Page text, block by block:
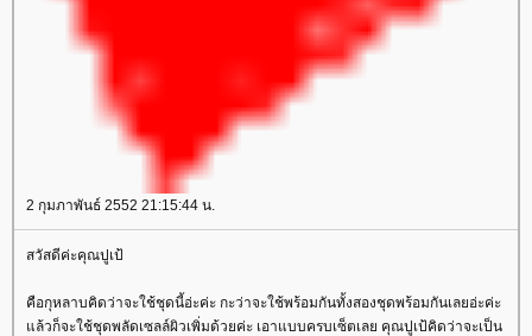
2 กุมภาพันธ์ 2552 21:15:44 น.
สวัสดีค่ะคุณปูเป้
คือกุหลาบคิดว่าจะใช้ชุดนี้อ่ะค่ะ กะว่าจะใช้พร้อมกันทั้งสองชุดพร้อมกันเลยอ่ะค่ะ
ล้วก็จะใช้ชุดพลัดเซลล์ผิวเพิ่มด้วยค่ะ เอาแบบครบเซ็ตเลย คุณปูเป้คิดว่าจะเป็น